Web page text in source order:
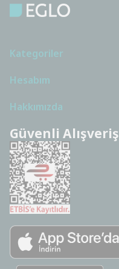
Kategoriler
Hesabım
Hakkımızda
Güvenli Alışveriş